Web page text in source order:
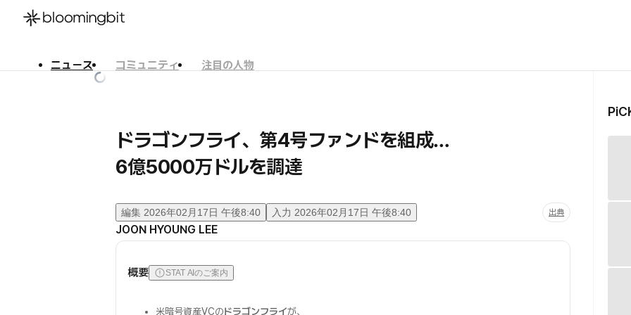
ニュース コミュニティ
注目の人物
ドラゴンフライ、第4号ファンドを組成…
6億5000万ドルを調達
編集 2026年02月17日 午後8:40 入力 2026年02月17日 午後8:40 出典
JOON HYOUNG LEE
概要 STAT AIのご案内
米暗号資産VCのドラゴンフライが、